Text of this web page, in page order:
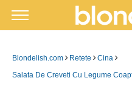
Blondelish.com › Retete ›Cina ›
Salata De Creveti Cu Legume